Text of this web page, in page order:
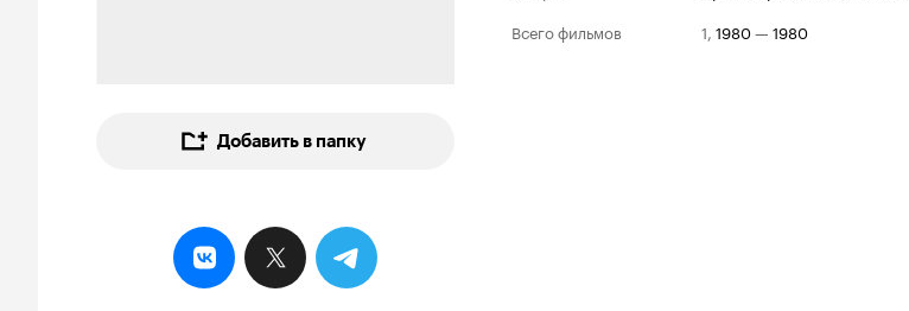
Добавить в папку
Всего фильмов
1, 1980— 1980